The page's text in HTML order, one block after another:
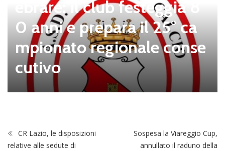
ebrare: il club festeggia 8
0 anni e prepara il 25° ca
mpionato regionale conse
cutivo
CR Lazio, le disposizioni
relative alle sedute di
Sospesa la Viareggio Cup,
annullato il raduno della